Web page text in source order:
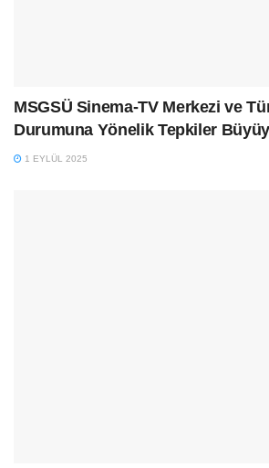
MSGSÜ Sinema-TV Merkezi ve
Durumuna Yönelik Tepkiler
1 EYLÜL 2025